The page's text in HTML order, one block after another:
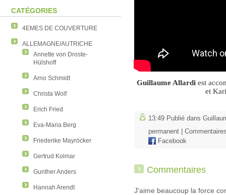
CATÉGORIES
4EMES DE COUVERTURE
ALLEMAGNE/AUTRICHE
Annette von Droste-
Hülshoff
Arno Schmidt
Christa Wolf
Erich Fried
Eva-Maria Berg
Friederike Mayröcker
Gertrud Kolmar
Gunther Anders
Hannah Arendt
Guillaume Allardi est
et
13:49 Publié dans
permanent
Facebook
Commentaires
J'aime beaucoup la force